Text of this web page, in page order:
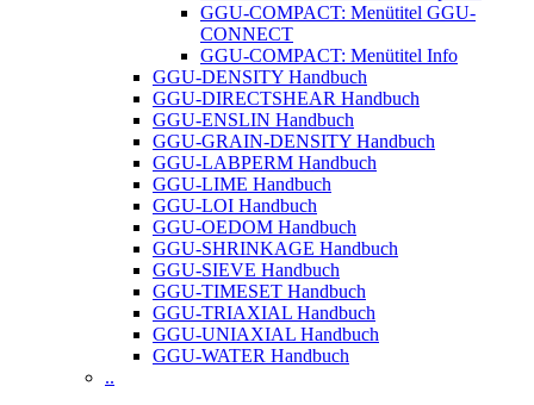
GGU-COMPACT: Menütitel GGU-
CONNECT
GGU-COMPACT: Menütitel Info
GGU-DENSITY Handbuch
GGU-DIRECTSHEAR Handbuch
GGU-ENSLIN Handbuch
GGU-GRAIN-DENSITY Handbuch
GGU-LABPERM Handbuch
GGU-LIME Handbuch
GGU-LOI Handbuch
GGU-OEDOM Handbuch
GGU-SHRINKAGE Handbuch
GGU-SIEVE Handbuch
GGU-TIMESET Handbuch
GGU-TRIAXIAL Handbuch
GGU-UNIAXIAL Handbuch
GGU-WATER Handbuch
..